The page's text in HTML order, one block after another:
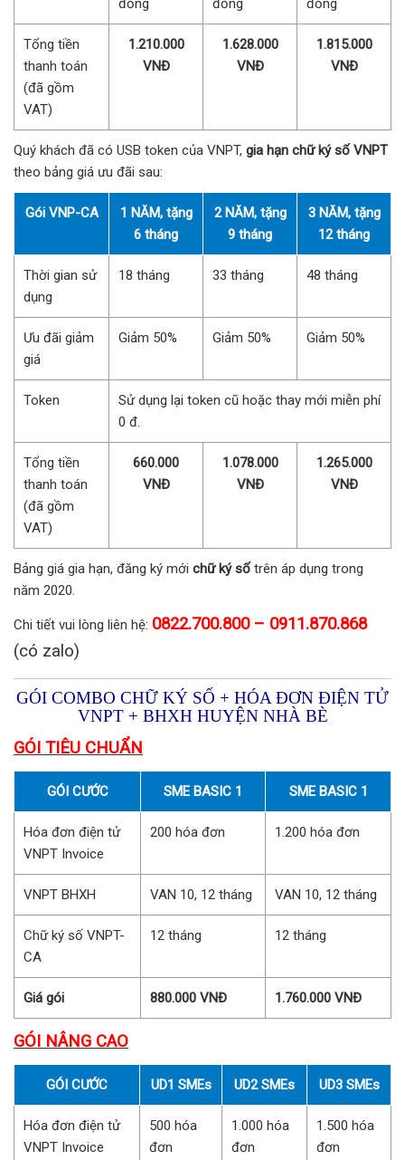
Tổng tiền
thanh toán
(đã gồm
VAT)
1.210.000
VNĐ
1.628.000
VNĐ
1.815.000
VNĐ
Quý khách đã có USB token của VNPT, gia hạn chữ ký số VNPT
theo bảng giá ưu đãi sau:
Gói VNP-CA
1 NĂM, tặng
6 tháng
2 NĂM, tặng
9 tháng
3 NĂM, tặng
12 tháng
Thời gian sử
dụng
18 tháng 33 tháng 48 tháng
Ưu đãi giảm
giá
Giảm 50% Giảm 50% Giảm 50%
Token
Sử dụng lại token cũ hoặc thay mới miễn phí
0 đ.
Tổng tiền
thanh toán
(đã gồm
VAT)
660.000
VNĐ
1.078.000
VNĐ
1.265.000
VNĐ
Bảng giá gia hạn, đăng ký mới chữ ký số trên áp dụng trong
năm 2020.
Chi tiết vui lòng liên hệ: 0822.700.800 – 0911.870.868
(có zalo)
GÓI COMBO CHỮ KÝ SỐ + HÓA ĐƠN ĐIỆN TỬ
VNPT + BHXH HUYỆN NHÀ BÈ
GÓI TIÊU CHUẨN
GÓI CƯỚC SME BASIC 1 SME BASIC 1
Hóa đơn điện tử
VNPT Invoice
200 hóa đơn 1.200 hóa đơn
VNPT BHXH VAN 10, 12 tháng VAN 10, 12 tháng
Chữ ký số VNPT-
CA
12 tháng 12 tháng
Giá gói 880.000 VNĐ 1.760.000 VNĐ
GÓI NÂNG CAO
GÓI CƯỚC UD1 SMEs UD2 SMEs UD3 SMEs
Hóa đơn điện tử
VNPT Invoice
500 hóa
đơn
1.000 hóa
đơn
1.500 hóa
đơn